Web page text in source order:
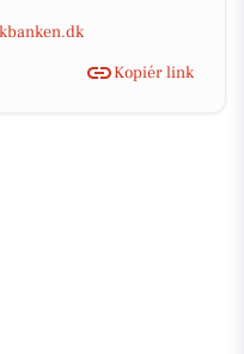
Kopiér link